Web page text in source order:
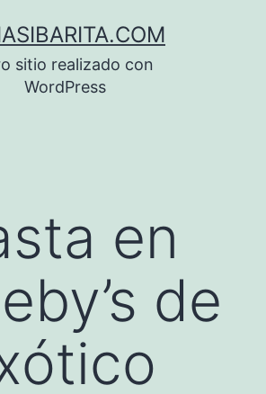
sitio realizado con
WordPress
en
de